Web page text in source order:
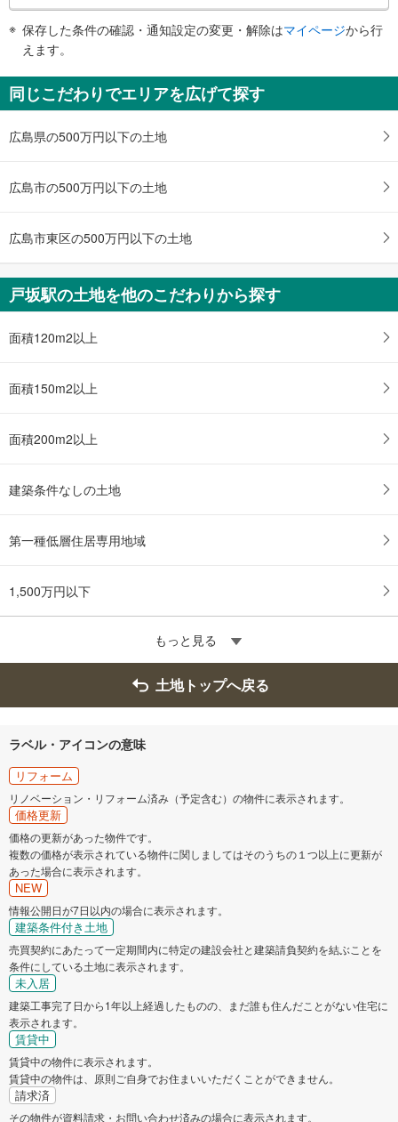
知
を
け
・
件
マ
イ
ペ
ー
保
す
る
保存した条件の確認・通知設定の変更・解除はマイページから行
えます。
同じこだわりでエリアを広げて探す
広島県の500万円以下の土地
広島市の500万円以下の土地
広島市東区の500万円以下の土地
戸坂駅の土地を他のこだわりから探す
面積120m2以上
面積150m2以上
面積200m2以上
建築条件なしの土地
第一種低層住居専用地域
1,500万円以下
もっと見る
土地トップへ戻る
ラベル・アイコンの意味
リフォーム
リノベーション・リフォーム済み（予定含む）の物件に表示されます。
価格更新
価格の更新があった物件です。
複数の価格が表示されている物件に関しましてはそのうちの１つ以上に更新が
あった場合に表示されます。
NEW
情報公開日が7日以内の場合に表示されます。
建築条件付き土地
売買契約にあたって一定期間内に特定の建設会社と建築請負契約を結ぶことを
条件にしている土地に表示されます。
未入居
建築工事完了日から1年以上経過したものの、まだ誰も住んだことがない住宅に
表示されます。
賃貸中
賃貸中の物件に表示されます。
賃貸中の物件は、原則ご自身でお住まいいただくことができません。
請求済
その物件が資料請求・お問い合わせ済みの場合に表示されます。